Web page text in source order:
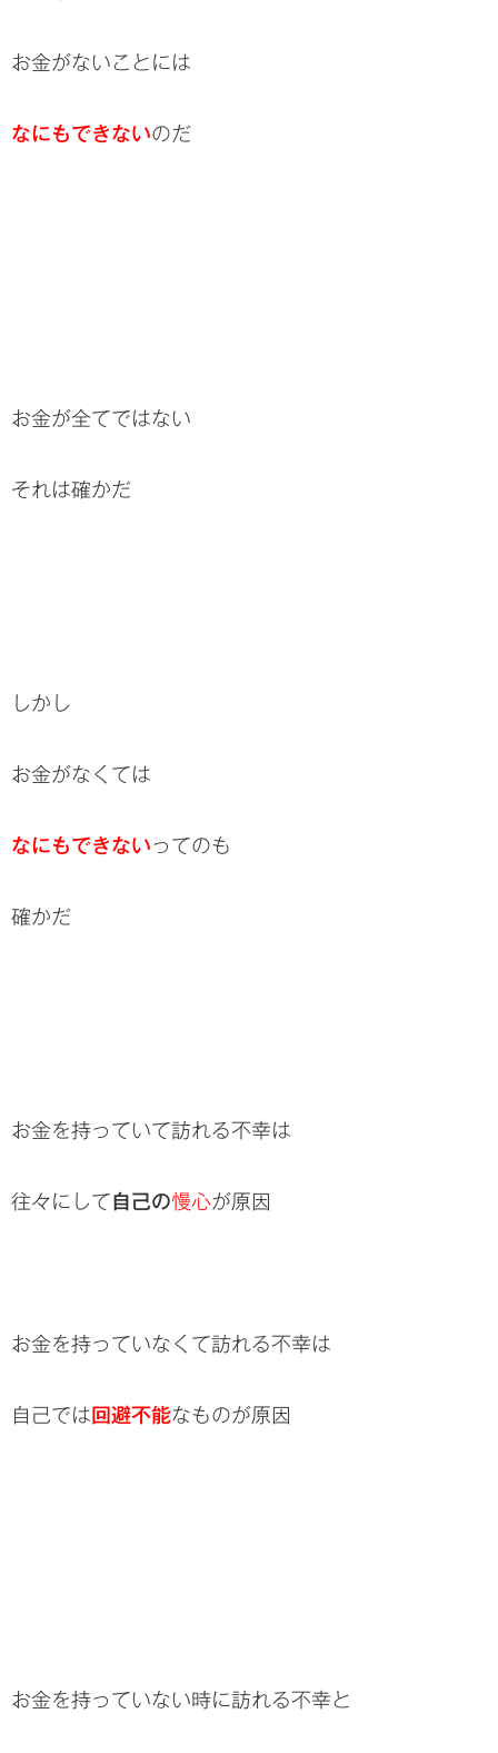
お金がないことには
なにもできないのだ
お金が全てではない
それは確かだ
しかし
お金がなくては
なにもできないってのも
確かだ
お金を持っていて訪れる不幸は
往々にして自己の慢心が原因
お金を持っていなくて訪れる不幸は
自己では 回避不能なものが原因
お金を持っていない時に訪れる不幸と